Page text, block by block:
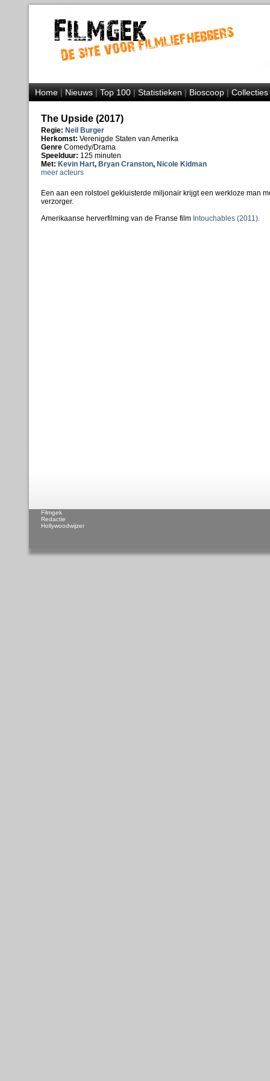
Home|Nieuws|Top 100|Statistieken|Bioscoop|Collecties
The Upside (2017)
Regie: Neil Burger
Herkomst: Verenigde Staten van Amerika
Genre Comedy/Drama
Speelduur: 125 minuten
Met: Kevin Hart, Bryan Cranston, Nicole Kidman
meer acteurs
Een aan een rolstoel gekluisterde miljonair krijgt een werkloze man
verzorger.
Amerikaanse herverfilming van de Franse film Intouchables (2011).
Filmgek
Redactie
Hollywoodwijzer